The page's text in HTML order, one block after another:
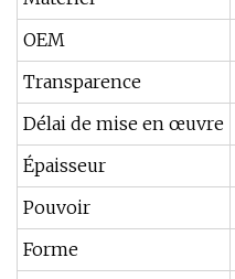
OEM
Transparence
Délai de mise en œuvre
Épaisseur
Pouvoir
Forme